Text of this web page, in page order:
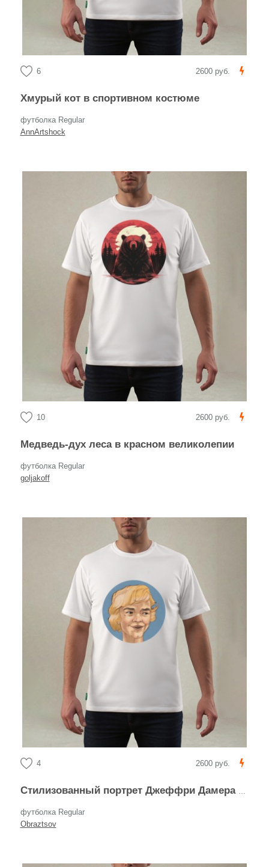
6 2600 руб.
Хмурый кот в спортивном костюме
футболка Regular
AnnArtshock
10 2600 руб.
Медведь-дух леса в красном великолепии
футболка Regular
goljakoff
4 2600 руб.
Стилизованный портрет Джеффри Дамера в круге
футболка Regular
Obraztsov